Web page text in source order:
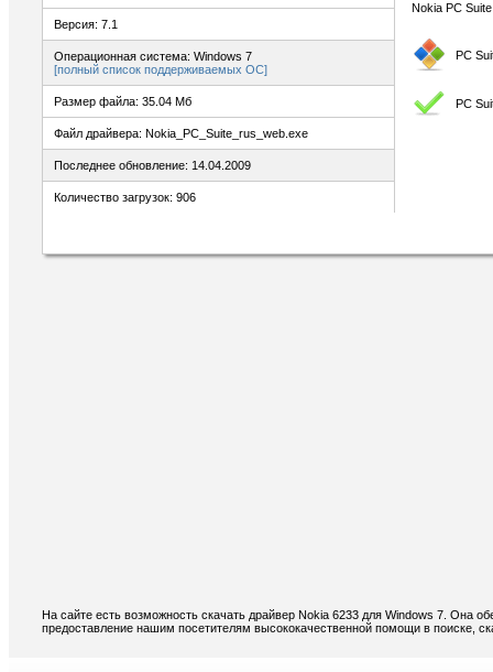
Версия: 7.1
Операционная система: Windows 7
[полный список поддерживаемых ОС]
Размер файла: 35.04 Мб
Файл драйвера: Nokia_PC_Suite_rus_web.exe
Последнее обновление: 14.04.2009
Количество загрузок: 906
Nokia PC
PC
PC
На сайте есть возможность скачать драйвер Nokia 6233 для Windows 7. Она
предоставление нашим посетителям высококачественной помощи в поиске,